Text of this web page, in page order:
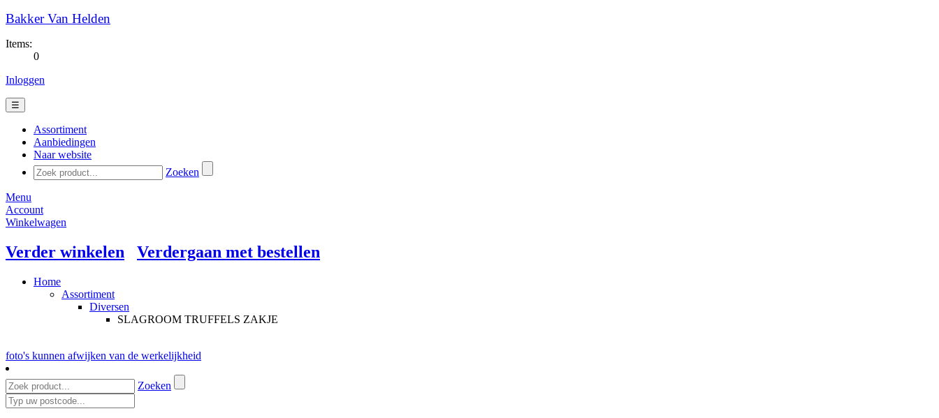
Bakker Van Helden
Items:
0
Inloggen
☰
Assortiment
Aanbiedingen
Naar website
Zoeken
Menu
Account
Winkelwagen
Verder winkelen Verdergaan met bestellen
Home
Assortiment
Diversen
SLAGROOM TRUFFELS ZAKJE
foto's kunnen afwijken van de werkelijkheid
Zoeken